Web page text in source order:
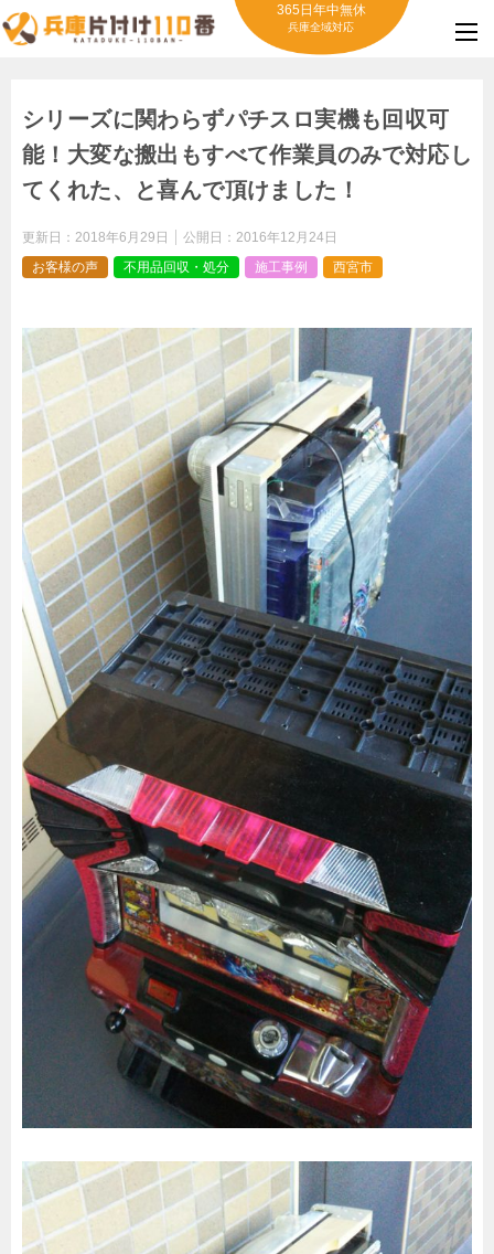
365日年中無休
兵庫全域対応
シリーズに関わらずパチスロ実機も回収可
能！大変な搬出もすべて作業員のみで対応し
てくれた、と喜んで頂けました！
更新日： 2018年6月29日 公開日： 2016年12月24日
お客様の声
不用品回収・処分 施工事例 西宮市